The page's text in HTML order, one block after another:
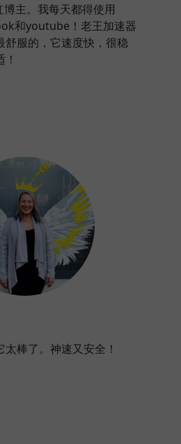
主。我每天都得使用
和youtube！老王加速器
舒服的，它速度快，很稳
棒了。神速又安全！